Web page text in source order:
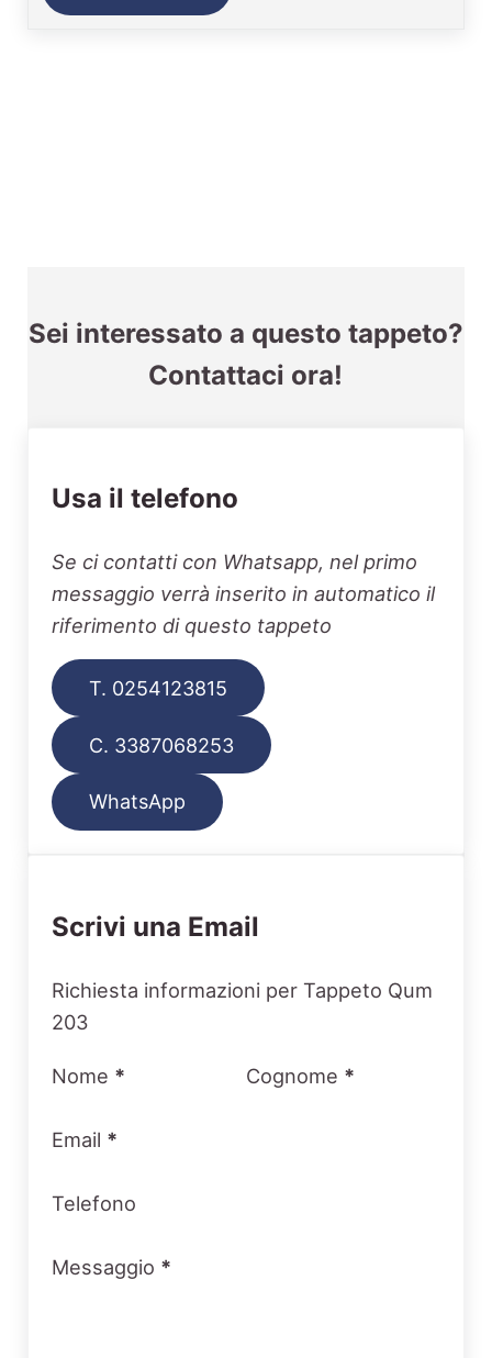
Sei interessato a questo tappeto?
Contattaci ora!
Usa il telefono
Se ci contatti con Whatsapp, nel primo
messaggio verrà inserito in automatico il
riferimento di questo tappeto
T. 0254123815
C. 3387068253
WhatsApp
Scrivi una Email
Section
Richiesta informazioni per Tappeto Qum
203
Nome * Cognome *
Email *
Telefono
Messaggio *